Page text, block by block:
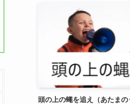
頭の上の蠅を追え（あたま